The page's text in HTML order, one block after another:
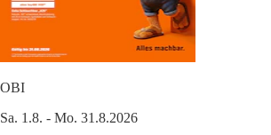
OBI
Sa. 1.8. - Mo. 31.8.2026